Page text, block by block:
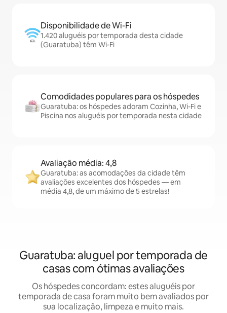
Disponibilidade de Wi-Fi
1.420 aluguéis por temporada desta cidade
(Guaratuba) têm Wi-Fi
Comodidades populares para os hóspedes
Guaratuba: os hóspedes adoram Cozinha, Wi-Fi e
Piscina nos aluguéis por temporada nesta cidade
Avaliação média: 4,8
Guaratuba: as acomodações da cidade têm
avaliações excelentes dos hóspedes — em
média 4,8, de um máximo de 5 estrelas!
Guaratuba: aluguel por temporada de
casas com ótimas avaliações
Os hóspedes concordam: estes aluguéis por
temporada de casa foram muito bem avaliados por
sua localização, limpeza e muito mais.